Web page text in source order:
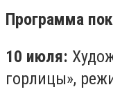
Программа
10 июля:
горлицы»,